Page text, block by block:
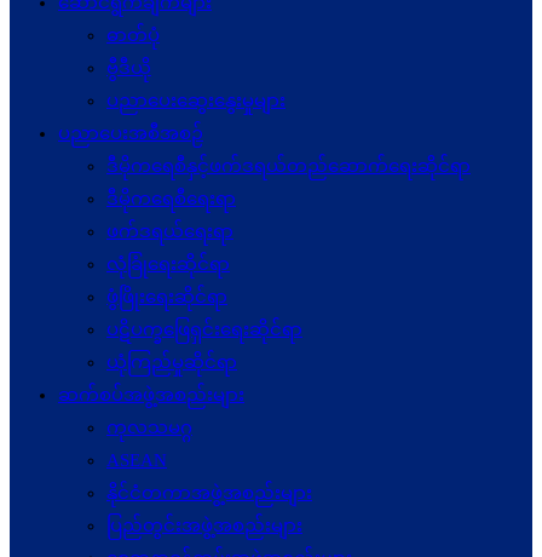
ဓာတ်ပုံ
ဗွီဒီယို
ပညာပေးဆွေးနွေးမှုများ
ပညာပေးအစီအစဉ်
ဒီမိုကရေစီနှင့်ဖက်ဒရယ်တည်ဆောက်ရေးဆိုင်ရာ
ဒီမိုကရေစီရေးရာ
ဖက်ဒရယ်ရေးရာ
လုံခြုံရေးဆိုင်ရာ
ဖွံဖြိုးရေးဆိုင်ရာ
ပဋိပက္ခ‌ဖြေရှင်းရေးဆိုင်ရာ
ယုံကြည်မှုဆိုင်ရာ
ဆက်စပ်အဖွဲ့အစည်းများ
ကုလသမဂ္ဂ
ASEAN
နိုင်ငံတကာအဖွဲ့အစည်းများ
ပြည်တွင်းအဖွဲ့အစည်းများ